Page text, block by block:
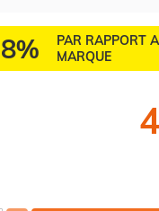
PAR RAPPORT
MARQUE